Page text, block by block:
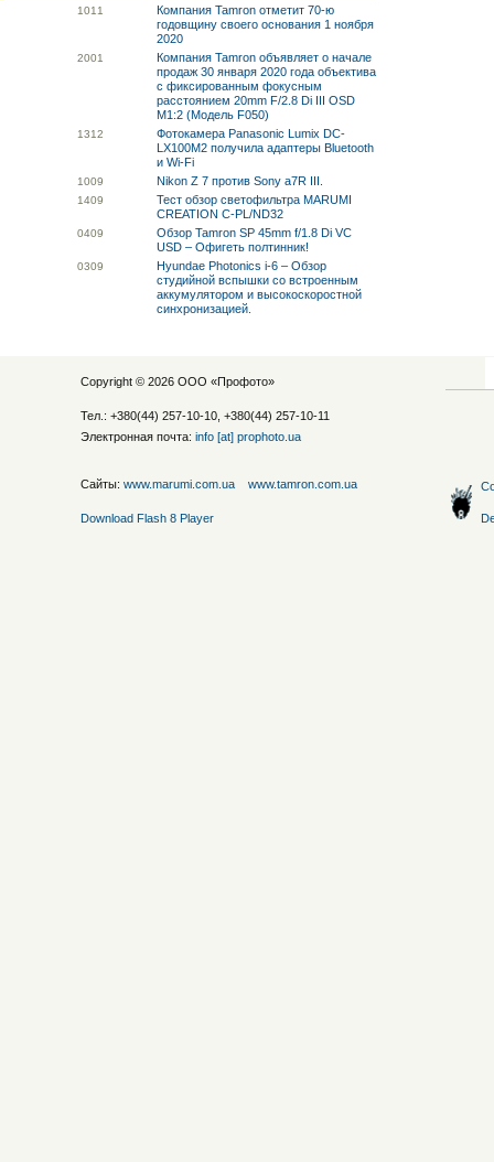
1011
Компания Tamron отметит 70-ю
годовщину своего основания 1 ноября
2020
2001
Компания Tamron объявляет о начале
продаж 30 января 2020 года объектива
с фиксированным фокусным
расстоянием 20mm F/2.8 Di III OSD
M1:2 (Модель F050)
1312
Фотокамера Panasonic Lumix DC-
LX100M2 получила адаптеры Bluetooth
и Wi-Fi
1009 Nikon Z 7 против Sony a7R III.
1409
Тест обзор светофильтра MARUMI
CREATION C-PL/ND32
0409
Обзор Tamron SP 45mm f/1.8 Di VC
USD – Офигеть полтинник!
0309
Hyundae Photonics i-6 – Обзор
студийной вспышки со встроенным
аккумулятором и высокоскоростной
синхронизацией.
Copyright © 2026 ООО «Профото»
Тел.: +380(44) 257-10-10, +380(44) 257-10-11
Электронная почта: info [at] prophoto.ua
Сайты: www.marumi.com.ua www.tamron.com.ua
Download Flash 8 Player